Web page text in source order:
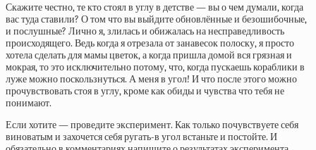
Скажите честно, те кто стоял в углу в детстве — вы о чем думали, когда
вас туда ставили? О том что вы выйдите обновлённые и безошибочные,
и послушные? Лично я, злилась и обижалась на несправедливость
происходящего. Ведь когда я отрезала от занавесок полоску, я просто
хотела сделать для мамы цветок, а когда пришла домой вся грязная и
мокрая, то это исключительно потому, что, когда пускаешь кораблики в
луже можно поскользнуться. А меня в угол! И что после этого можно
прочувствовать стоя в углу, кроме как обиды и чувства что тебя не
понимают.
Если хотите — проведите эксперимент. Как только почувствуете себя
виноватым и захочется себя ругать-в угол встаньте и постойте. И